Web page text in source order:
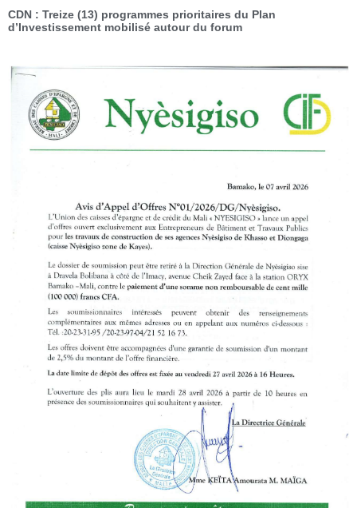
CDN : Treize (13) programmes prioritaires du Plan
d’Investissement mobilisé autour du forum